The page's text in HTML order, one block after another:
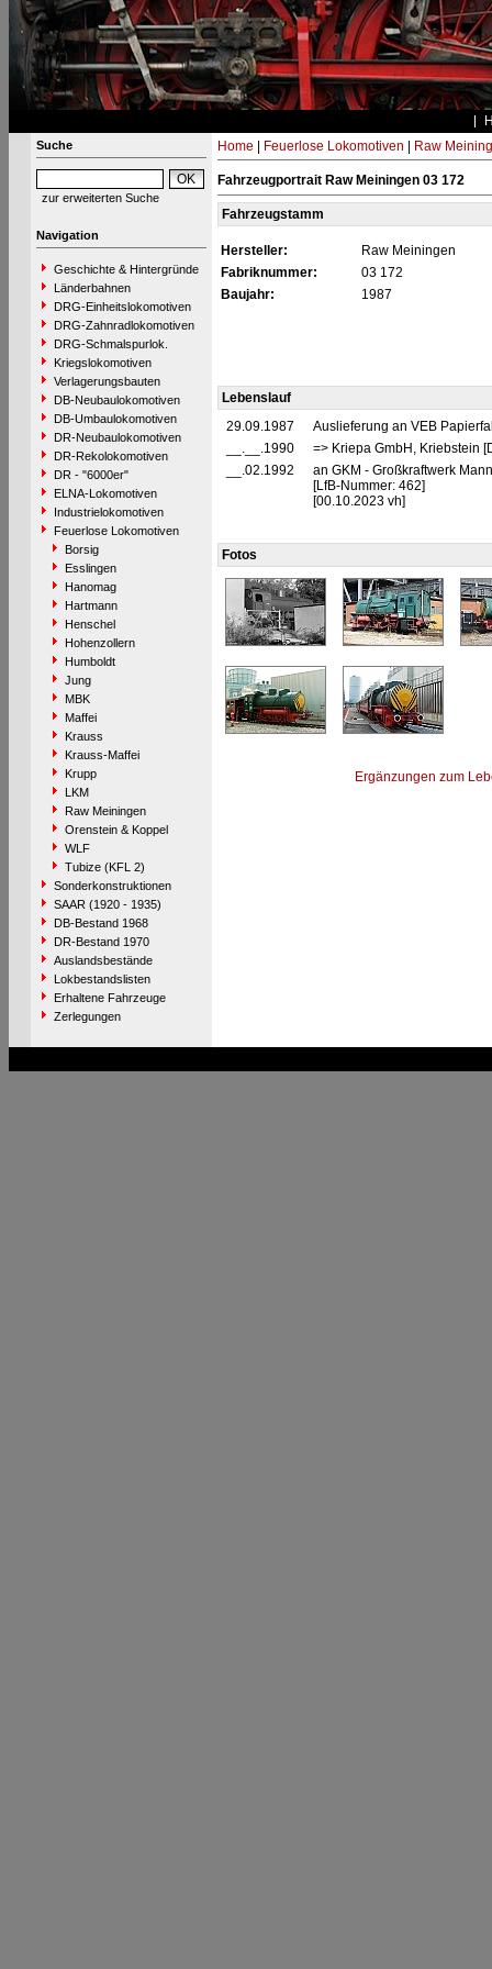
Suche
zur erweiterten Suche
Navigation
Geschichte & Hintergründe
Länderbahnen
DRG-Einheitslokomotiven
DRG-Zahnradlokomotiven
DRG-Schmalspurlok.
Kriegslokomotiven
Verlagerungsbauten
DB-Neubaulokomotiven
DB-Umbaulokomotiven
DR-Neubaulokomotiven
DR-Rekolokomotiven
DR - "6000er"
ELNA-Lokomotiven
Industrielokomotiven
Feuerlose Lokomotiven
Borsig
Esslingen
Hanomag
Hartmann
Henschel
Hohenzollern
Humboldt
Jung
MBK
Maffei
Krauss
Krauss-Maffei
Krupp
LKM
Raw Meiningen
Orenstein & Koppel
WLF
Tubize (KFL 2)
Sonderkonstruktionen
SAAR (1920 - 1935)
DB-Bestand 1968
DR-Bestand 1970
Auslandsbestände
Lokbestandslisten
Erhaltene Fahrzeuge
Zerlegungen
Home Feuerlose Lokomotiven Raw
Fahrzeugportrait Raw Meiningen 03 172
Fahrzeugstamm
Hersteller:
Raw Meiningen
Fabriknummer:
03 172
Baujahr:
1987
Lebenslauf
29.09.1987
Auslieferung an VEB
__.__.1990
=> Kriepa GmbH, Kriebstein
__.02.1992
an GKM - Großkraftwerk
[LfB-Nummer: 462]
[00.10.2023 vh]
Fotos
Ergänzungen zum